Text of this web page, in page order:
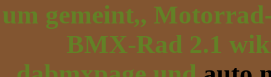
um gemeint,,
BMX-Rad 2.1